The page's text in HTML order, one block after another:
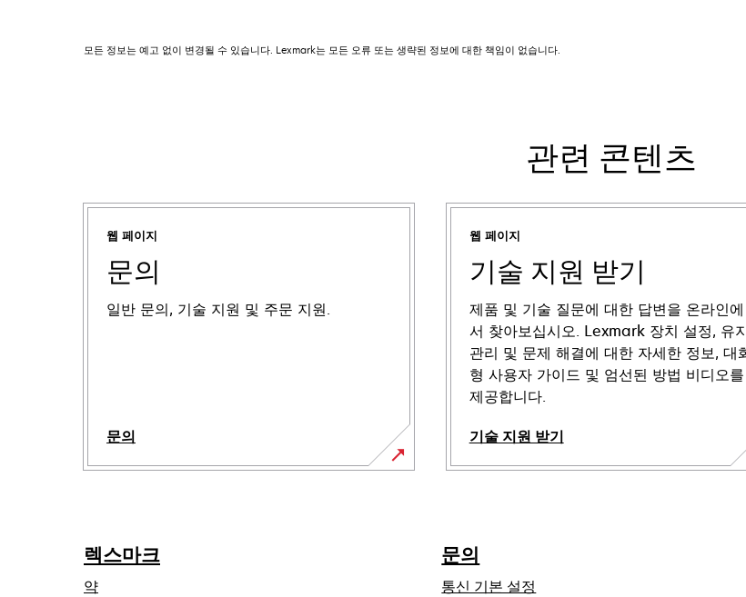
모든 정보는 예고 없이 변경될 수 있습니다. Lexmark는 모든 오류 또는 생략된 정보에 대한 책임이 없습니다.
관련 콘텐츠
웹 페이지
문의
일반 문의, 기술 지원 및 주문 지원.
문의
웹 페이지
기술 지원 받기
제품 및 기술 질문에 대한 답변을 온라인에
서 찾아보십시오. Lexmark 장치 설정, 유
관리 및 문제 해결에 대한 자세한 정보, 대
형 사용자 가이드 및 엄선된 방법 비디오를
제공합니다.
기술 지원 받기
새
열
림
렉스마크
약
문의
통신 기본 설정